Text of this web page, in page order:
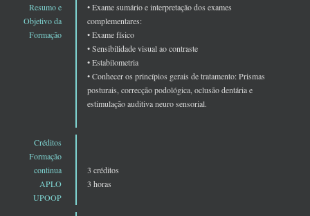
Resumo e
Objetivo da
Formação
• Exame sumário e interpretação dos exames
complementares:
• Exame físico
• Sensibilidade visual ao contraste
• Estabilometria
• Conhecer os princípios gerais de tratamento: Prismas
posturais, correcção podológica, oclusão dentária e
estimulação auditiva neuro sensorial.
Créditos
Formação
continua
APLO
UPOOP
3 créditos
3 horas